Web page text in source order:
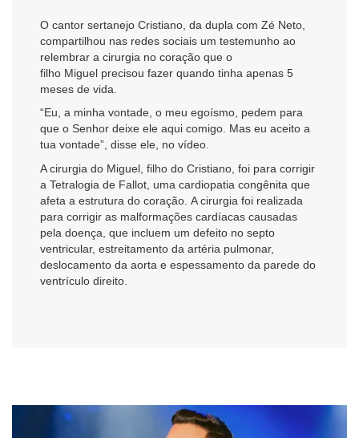
O cantor sertanejo Cristiano, da dupla com Zé Neto,
compartilhou nas redes sociais um testemunho ao
relembrar a cirurgia no coração que o
filho Miguel precisou fazer quando tinha apenas 5
meses de vida.
“Eu, a minha vontade, o meu egoísmo, pedem para
que o Senhor deixe ele aqui comigo. Mas eu aceito a
tua vontade”, disse ele, no vídeo.
A cirurgia do Miguel, filho do Cristiano, foi para corrigir
a Tetralogia de Fallot, uma cardiopatia congênita que
afeta a estrutura do coração. A cirurgia foi realizada
para corrigir as malformações cardíacas causadas
pela doença, que incluem um defeito no septo
ventricular, estreitamento da artéria pulmonar,
deslocamento da aorta e espessamento da parede do
ventrículo direito.